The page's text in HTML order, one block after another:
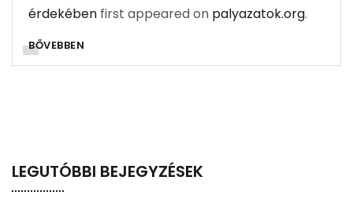
érdekében first appeared on palyazatok.org.
BŐVEBBEN
LEGUTÓBBI BEJEGYZÉSEK